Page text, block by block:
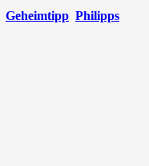
Geheimtipp Philipps